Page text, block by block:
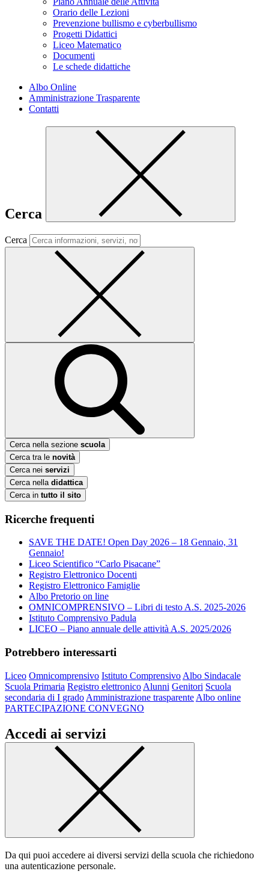
Orario delle Lezioni
Prevenzione bullismo e cyberbullismo
Progetti Didattici
Liceo Matematico
Documenti
Le schede didattiche
Albo Online
Amministrazione Trasparente
Contatti
Cerca
Cerca
Cerca nella sezione scuola
Cerca tra le novità
Cerca nei servizi
Cerca nella didattica
Cerca in tutto il sito
Ricerche frequenti
SAVE THE DATE! Open Day 2026 – 18 Gennaio, 31
Gennaio!
Liceo Scientifico “Carlo Pisacane”
Registro Elettronico Docenti
Registro Elettronico Famiglie
Albo Pretorio on line
OMNICOMPRENSIVO – Libri di testo A.S. 2025-2026
Istituto Comprensivo Padula
LICEO – Piano annuale delle attività A.S. 2025/2026
Potrebbero interessarti
Liceo Omnicomprensivo Istituto Comprensivo Albo Sindacale
Scuola Primaria Registro elettronico Alunni Genitori Scuola
secondaria di I grado Amministrazione trasparente Albo online
PARTECIPAZIONE CONVEGNO
Accedi ai servizi
Da qui puoi accedere ai diversi servizi della scuola che richiedono
una autenticazione personale.